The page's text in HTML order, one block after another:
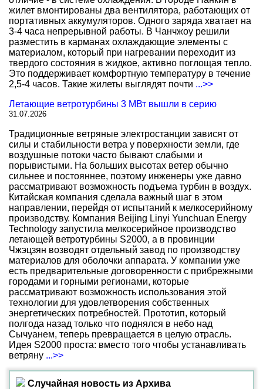
жилет вмонтированы два вентилятора, работающих от
портативных аккумуляторов. Одного заряда хватает на
3-4 часа непрерывной работы. В Чанчжоу решили
разместить в карманах охлаждающие элементы с
материалом, который при нагревании переходит из
твердого состояния в жидкое, активно поглощая тепло.
Это поддерживает комфортную температуру в течение
2,5-4 часов. Такие жилеты выглядят почти ...>>
Летающие ветротурбины 3 МВт вышли в серию
31.07.2026
Традиционные ветряные электростанции зависят от
силы и стабильности ветра у поверхности земли, где
воздушные потоки часто бывают слабыми и
порывистыми. На больших высотах ветер обычно
сильнее и постояннее, поэтому инженеры уже давно
рассматривают возможность подъема турбин в воздух.
Китайская компания сделала важный шаг в этом
направлении, перейдя от испытаний к мелкосерийному
производству. Компания Beijing Linyi Yunchuan Energy
Technology запустила мелкосерийное производство
летающей ветротурбины S2000, а в провинции
Чжэцзян возводят отдельный завод по производству
материалов для оболочки аппарата. У компании уже
есть предварительные договоренности с прибрежными
городами и горными регионами, которые
рассматривают возможность использования этой
технологии для удовлетворения собственных
энергетических потребностей. Прототип, который
полгода назад только что поднялся в небо над
Сычуанем, теперь превращается в целую отрасль.
Идея S2000 проста: вместо того чтобы устанавливать
ветряну ...>>
Случайная новость из Архива